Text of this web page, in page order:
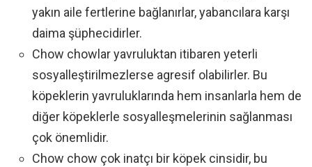
yakın aile fertlerine bağlanırlar, yabancılara karşı
daima şüphecidirler.
Chow chowlar yavruluktan itibaren yeterli
sosyalleştirilmezlerse agresif olabilirler. Bu
köpeklerin yavruluklarında hem insanlarla hem de
diğer köpeklerle sosyalleşmelerinin sağlanması
çok önemlidir.
Chow chow çok inatçı bir köpek cinsidir, bu